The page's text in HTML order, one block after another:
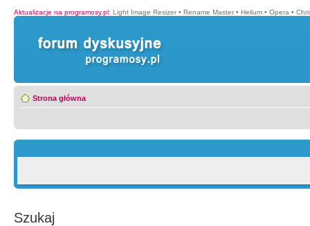
Aktualizacje na programosy.pl: Light Image Resizer • Rename Master • Helium • Opera •
Strona główna
Szukaj